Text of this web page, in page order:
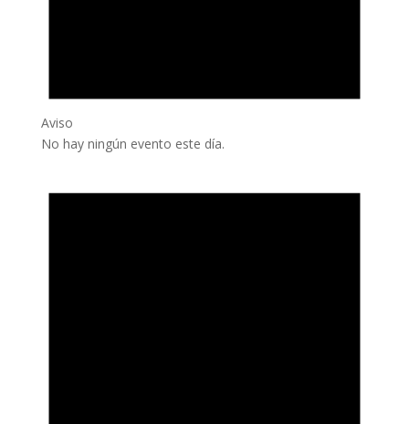
Aviso
No hay ningún evento este día.